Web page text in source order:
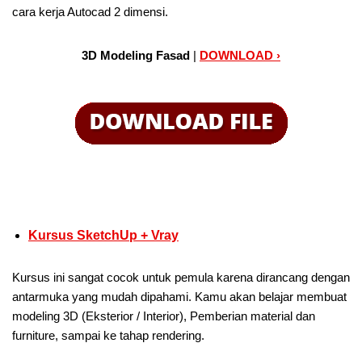
cara kerja Autocad 2 dimensi.
3D Modeling Fasad | DOWNLOAD ›
Kursus SketchUp + Vray
Kursus ini sangat cocok untuk pemula karena dirancang dengan
antarmuka yang mudah dipahami. Kamu akan belajar membuat
modeling 3D (Eksterior / Interior), Pemberian material dan
furniture, sampai ke tahap rendering.